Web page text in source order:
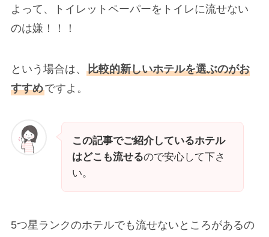
よって、トイレットペーパーをトイレに流せない
のは嫌！！！
という場合は、 比較的新しいホテルを選ぶのがお
すすめですよ。
この記事でご紹介しているホテル
はどこも流せるので安心して下さ
い。
5つ星ランクのホテルでも流せないところがあるの